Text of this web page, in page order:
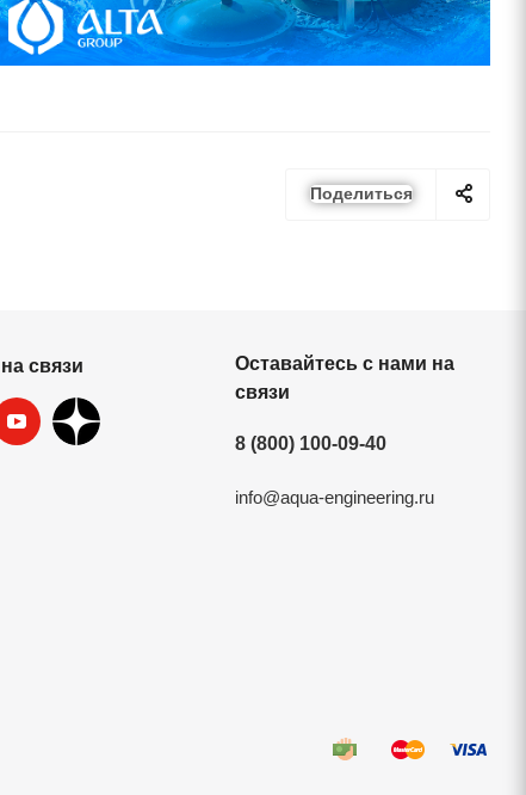
Поделиться
связи
Оставайтесь с нами на
связи
8 (800) 100-09-40
info@aqua-engineering.ru